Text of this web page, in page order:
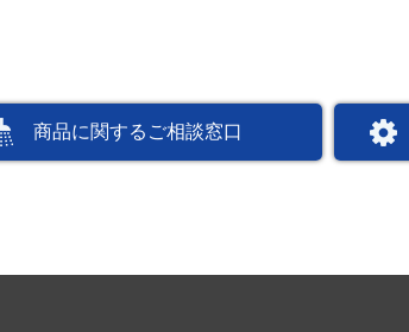
商品に関するご相談窓口